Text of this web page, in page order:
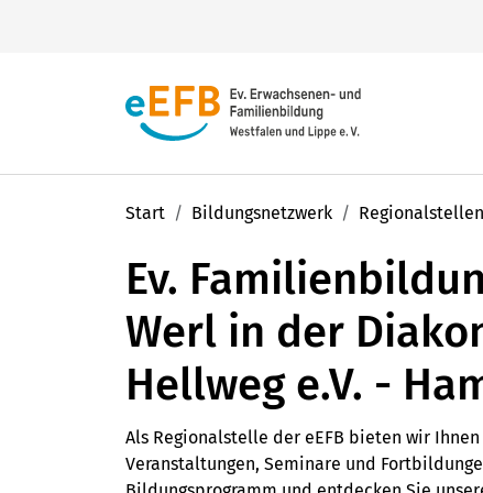
Finden Sie aus jährlichüber 10.000
Veranstaltungen, Seminaren,
und Familienbildungsnetzwerk
zahlreichen Angeboten heißt Sie
herzlich willkommen!
Unsere 45 Regionalstellen
Sie haben eine Frage?
info@ev-bildung.de
Start Bildungsnetzwerk Regionalstellen
Ev.
Werl in der
Hellweg e.V. -
Als Regionalstelle der eEFB bieten wir
Veranstaltungen, Seminare und